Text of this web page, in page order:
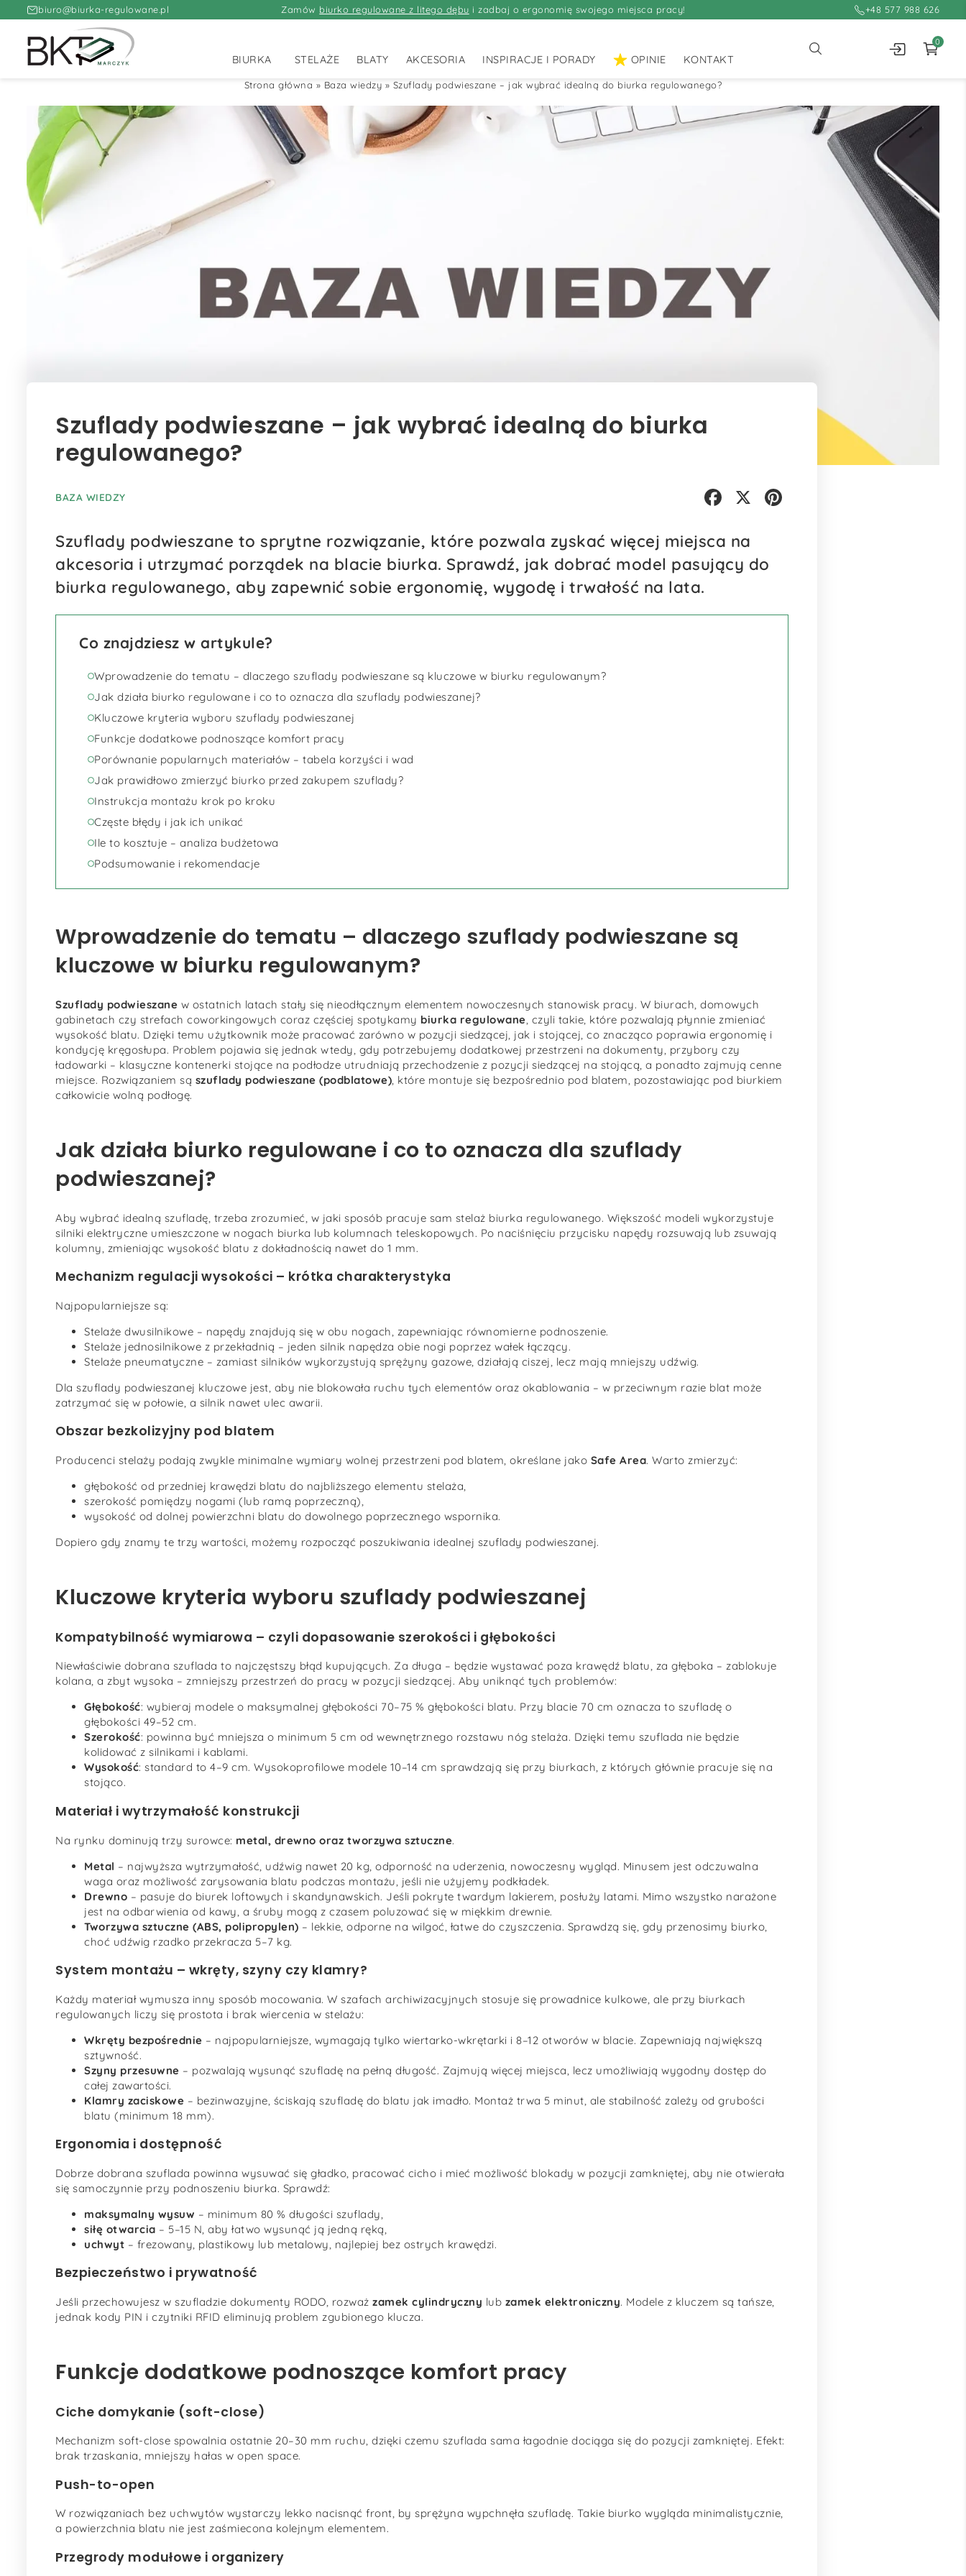
biuro@biurka-regulowane.pl Zamów biurko regulowane z litego dębu i zadbaj o ergonomię swojego miejsca pracy! +48 577 988 626
BIURKA STELAŻE BLATY AKCESORIA INSPIRACJE I PORADY OPINIE KONTAKT
0
Strona główna » Baza wiedzy » Szuflady podwieszane – jak wybrać idealną do biurka regulowanego?
Szuflady podwieszane – jak wybrać idealną do biurka
regulowanego?
BAZA WIEDZY
Szuflady podwieszane to sprytne rozwiązanie, które pozwala zyskać więcej miejsca na
akcesoria i utrzymać porządek na blacie biurka. Sprawdź, jak dobrać model pasujący do
biurka regulowanego, aby zapewnić sobie ergonomię, wygodę i trwałość na lata.
Co znajdziesz w artykule?
Wprowadzenie do tematu – dlaczego szuflady podwieszane są kluczowe w biurku regulowanym?
Jak działa biurko regulowane i co to oznacza dla szuflady podwieszanej?
Kluczowe kryteria wyboru szuflady podwieszanej
Funkcje dodatkowe podnoszące komfort pracy
Porównanie popularnych materiałów – tabela korzyści i wad
Jak prawidłowo zmierzyć biurko przed zakupem szuflady?
Instrukcja montażu krok po kroku
Częste błędy i jak ich unikać
Ile to kosztuje – analiza budżetowa
Podsumowanie i rekomendacje
Wprowadzenie do tematu – dlaczego szuflady podwieszane są
kluczowe w biurku regulowanym?
Szuflady podwieszane w ostatnich latach stały się nieodłącznym elementem nowoczesnych stanowisk pracy. W biurach, domowych
gabinetach czy strefach coworkingowych coraz częściej spotykamy biurka regulowane, czyli takie, które pozwalają płynnie zmieniać
wysokość blatu. Dzięki temu użytkownik może pracować zarówno w pozycji siedzącej, jak i stojącej, co znacząco poprawia ergonomię i
kondycję kręgosłupa. Problem pojawia się jednak wtedy, gdy potrzebujemy dodatkowej przestrzeni na dokumenty, przybory czy
ładowarki – klasyczne kontenerki stojące na podłodze utrudniają przechodzenie z pozycji siedzącej na stojącą, a ponadto zajmują cenne
miejsce. Rozwiązaniem są szuflady podwieszane (podblatowe), które montuje się bezpośrednio pod blatem, pozostawiając pod biurkiem
całkowicie wolną podłogę.
Jak działa biurko regulowane i co to oznacza dla szuflady
podwieszanej?
Aby wybrać idealną szufladę, trzeba zrozumieć, w jaki sposób pracuje sam stelaż biurka regulowanego. Większość modeli wykorzystuje
silniki elektryczne umieszczone w nogach biurka lub kolumnach teleskopowych. Po naciśnięciu przycisku napędy rozsuwają lub zsuwają
kolumny, zmieniając wysokość blatu z dokładnością nawet do 1 mm.
Mechanizm regulacji wysokości – krótka charakterystyka
Najpopularniejsze są:
Stelaże dwusilnikowe – napędy znajdują się w obu nogach, zapewniając równomierne podnoszenie.
Stelaże jednosilnikowe z przekładnią – jeden silnik napędza obie nogi poprzez wałek łączący.
Stelaże pneumatyczne – zamiast silników wykorzystują sprężyny gazowe, działają ciszej, lecz mają mniejszy udźwig.
Dla szuflady podwieszanej kluczowe jest, aby nie blokowała ruchu tych elementów oraz okablowania – w przeciwnym razie blat może
zatrzymać się w połowie, a silnik nawet ulec awarii.
Obszar bezkolizyjny pod blatem
Producenci stelaży podają zwykle minimalne wymiary wolnej przestrzeni pod blatem, określane jako Safe Area. Warto zmierzyć:
głębokość od przedniej krawędzi blatu do najbliższego elementu stelaża,
szerokość pomiędzy nogami (lub ramą poprzeczną),
wysokość od dolnej powierzchni blatu do dowolnego poprzecznego wspornika.
Dopiero gdy znamy te trzy wartości, możemy rozpocząć poszukiwania idealnej szuflady podwieszanej.
Kluczowe kryteria wyboru szuflady podwieszanej
Kompatybilność wymiarowa – czyli dopasowanie szerokości i głębokości
Niewłaściwie dobrana szuflada to najczęstszy błąd kupujących. Za długa – będzie wystawać poza krawędź blatu, za głęboka – zablokuje
kolana, a zbyt wysoka – zmniejszy przestrzeń do pracy w pozycji siedzącej. Aby uniknąć tych problemów:
Głębokość: wybieraj modele o maksymalnej głębokości 70–75 % głębokości blatu. Przy blacie 70 cm oznacza to szufladę o
głębokości 49–52 cm.
Szerokość: powinna być mniejsza o minimum 5 cm od wewnętrznego rozstawu nóg stelaża. Dzięki temu szuflada nie będzie
kolidować z silnikami i kablami.
Wysokość: standard to 4–9 cm. Wysokoprofilowe modele 10–14 cm sprawdzają się przy biurkach, z których głównie pracuje się na
stojąco.
Materiał i wytrzymałość konstrukcji
Na rynku dominują trzy surowce: metal, drewno oraz tworzywa sztuczne.
Metal – najwyższa wytrzymałość, udźwig nawet 20 kg, odporność na uderzenia, nowoczesny wygląd. Minusem jest odczuwalna
waga oraz możliwość zarysowania blatu podczas montażu, jeśli nie użyjemy podkładek.
Drewno – pasuje do biurek loftowych i skandynawskich. Jeśli pokryte twardym lakierem, posłuży latami. Mimo wszystko narażone
jest na odbarwienia od kawy, a śruby mogą z czasem poluzować się w miękkim drewnie.
Tworzywa sztuczne (ABS, polipropylen) – lekkie, odporne na wilgoć, łatwe do czyszczenia. Sprawdzą się, gdy przenosimy biurko,
choć udźwig rzadko przekracza 5–7 kg.
System montażu – wkręty, szyny czy klamry?
Każdy materiał wymusza inny sposób mocowania. W szafach archiwizacyjnych stosuje się prowadnice kulkowe, ale przy biurkach
regulowanych liczy się prostota i brak wiercenia w stelażu:
Wkręty bezpośrednie – najpopularniejsze, wymagają tylko wiertarko-wkrętarki i 8–12 otworów w blacie. Zapewniają największą
sztywność.
Szyny przesuwne – pozwalają wysunąć szufladę na pełną długość. Zajmują więcej miejsca, lecz umożliwiają wygodny dostęp do
całej zawartości.
Klamry zaciskowe – bezinwazyjne, ściskają szufladę do blatu jak imadło. Montaż trwa 5 minut, ale stabilność zależy od grubości
blatu (minimum 18 mm).
Ergonomia i dostępność
Dobrze dobrana szuflada powinna wysuwać się gładko, pracować cicho i mieć możliwość blokady w pozycji zamkniętej, aby nie otwierała
się samoczynnie przy podnoszeniu biurka. Sprawdź:
maksymalny wysuw – minimum 80 % długości szuflady,
siłę otwarcia – 5–15 N, aby łatwo wysunąć ją jedną ręką,
uchwyt – frezowany, plastikowy lub metalowy, najlepiej bez ostrych krawędzi.
Bezpieczeństwo i prywatność
Jeśli przechowujesz w szufladzie dokumenty RODO, rozważ zamek cylindryczny lub zamek elektroniczny. Modele z kluczem są tańsze,
jednak kody PIN i czytniki RFID eliminują problem zgubionego klucza.
Funkcje dodatkowe podnoszące komfort pracy
Ciche domykanie (soft-close)
Mechanizm soft-close spowalnia ostatnie 20–30 mm ruchu, dzięki czemu szuflada sama łagodnie dociąga się do pozycji zamkniętej. Efekt:
brak trzaskania, mniejszy hałas w open space.
Push-to-open
W rozwiązaniach bez uchwytów wystarczy lekko nacisnąć front, by sprężyna wypchnęła szufladę. Takie biurko wygląda minimalistycznie,
a powierzchnia blatu nie jest zaśmiecona kolejnym elementem.
Przegrody modułowe i organizery